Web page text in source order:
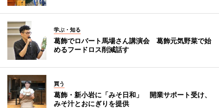
学ぶ・知る
葛飾でロバート馬場さん講演会 葛飾元気野菜で始
めるフードロス削減話す
買う
葛飾・新小岩に「みそ日和」 開業サポート受け、
みそ汁とおにぎりを提供